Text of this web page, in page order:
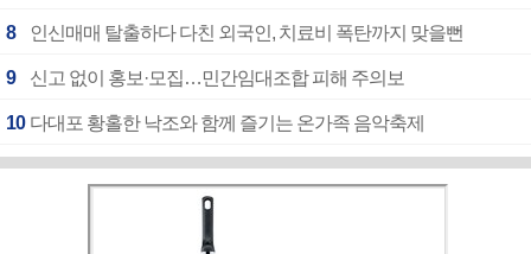
8 인신매매 탈출하다 다친 외국인, 치료비 폭탄까지 맞을뻔
9 신고 없이 홍보·모집…민간임대조합 피해 주의보
10 다대포 황홀한 낙조와 함께 즐기는 온가족 음악축제